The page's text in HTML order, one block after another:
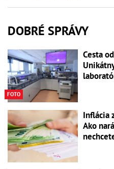
DOBRÉ SPRÁVY
FOTO
Cesta
Inflácia
Ako